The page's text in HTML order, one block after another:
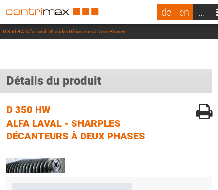
de en ...
D 350 HW Alfa Laval - Sharples Décanteurs à Deux Phases
Détails du produit
D 350 HW
ALFA LAVAL - SHARPLES
DÉCANTEURS À DEUX PHASES